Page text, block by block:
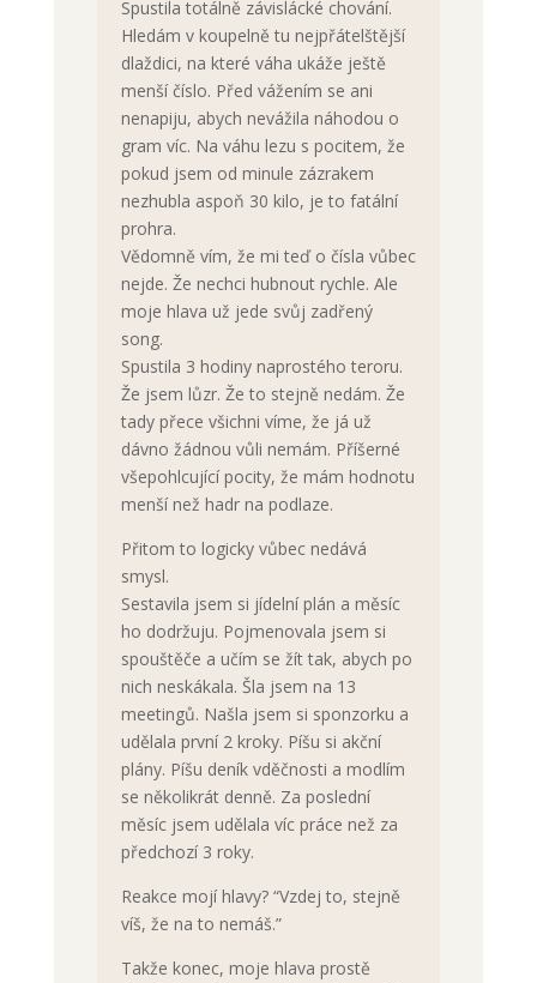
Spustila totálně závislácké chování.
Hledám v koupelně tu nejpřátelštější
dlaždici, na které váha ukáže ještě
menší číslo. Před vážením se ani
nenapiju, abych nevážila náhodou o
gram víc. Na váhu lezu s pocitem, že
pokud jsem od minule zázrakem
nezhubla aspoň 30 kilo, je to fatální
prohra.
Vědomně vím, že mi teď o čísla vůbec
nejde. Že nechci hubnout rychle. Ale
moje hlava už jede svůj zadřený
song.
Spustila 3 hodiny naprostého teroru.
Že jsem lůzr. Že to stejně nedám. Že
tady přece všichni víme, že já už
dávno žádnou vůli nemám. Příšerné
všepohlcující pocity, že mám hodnotu
menší než hadr na podlaze.
Přitom to logicky vůbec nedává
smysl.
Sestavila jsem si jídelní plán a měsíc
ho dodržuju. Pojmenovala jsem si
spouštěče a učím se žít tak, abych po
nich neskákala. Šla jsem na 13
meetingů. Našla jsem si sponzorku a
udělala první 2 kroky. Píšu si akční
plány. Píšu deník vděčnosti a modlím
se několikrát denně. Za poslední
měsíc jsem udělala víc práce než za
předchozí 3 roky.
Reakce mojí hlavy? “Vzdej to, stejně
víš, že na to nemáš.”
Takže konec, moje hlava prostě